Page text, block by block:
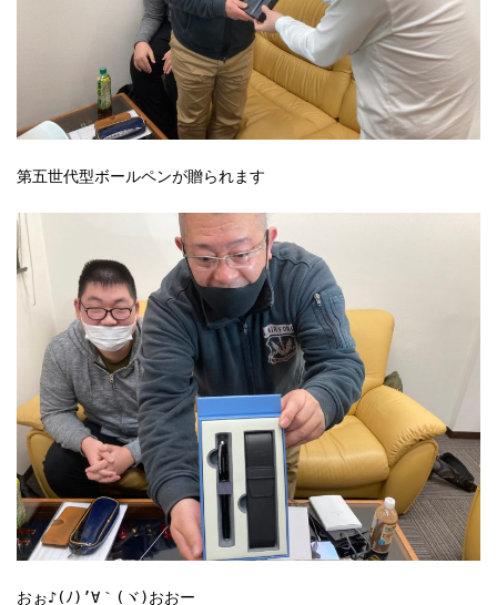
第五世代型ボールペンが贈られます
おぉ♪(ﾉ)’∀｀(ヾ)おおー